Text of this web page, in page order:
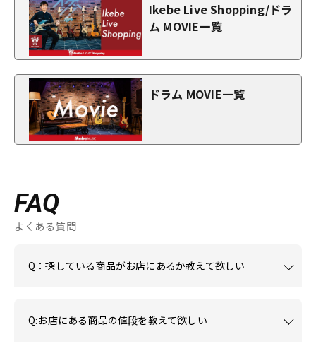
Ikebe Live Shopping/ドラ
ム MOVIE一覧
ドラム MOVIE一覧
FAQ
よくある質問
Q：探している商品がお店にあるか教えて欲しい
Q:お店にある商品の値段を教えて欲しい